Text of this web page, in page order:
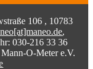
106 , 10783
,
030-216 33 36
O-Meter e.V.